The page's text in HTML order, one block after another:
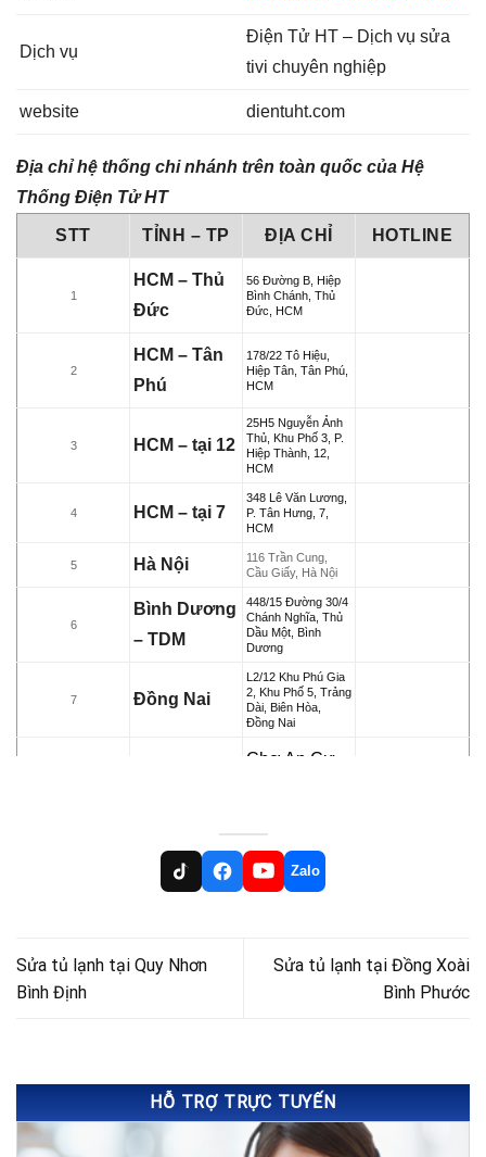
Dịch vụ
Điện Tử HT – Dịch vụ sửa
tivi chuyên nghiệp
website dientuht.com
Địa chỉ hệ thống chi nhánh trên toàn quốc của Hệ
Thống Điện Tử HT
STT TỈNH – TP ĐỊA CHỈ HOTLINE
1
HCM – Thủ
Đức
56 Đường B, Hiệp
Bình Chánh, Thủ
Đức, HCM
2
HCM – Tân
Phú
178/22 Tô Hiệu,
Hiệp Tân, Tân Phú,
HCM
3 HCM – tại 12
25H5 Nguyễn Ảnh
Thủ, Khu Phố 3, P.
Hiệp Thành, 12,
HCM
4 HCM – tại 7
348 Lê Văn Lương,
P. Tân Hưng, 7,
HCM
5 Hà Nội
116 Trần Cung,
Cầu Giấy, Hà Nội
6
Bình Dương
– TDM
448/15 Đường 30/4
Chánh Nghĩa, Thủ
Dầu Một, Bình
Dương
7 Đồng Nai
L2/12 Khu Phú Gia
2, Khu Phố 5, Trảng
Dài, Biên Hòa,
Đồng Nai
Chợ An Cư,
Kiều, TP.
Cần Thơ
TP. Vũng Tàu, Bà
Rịa Vũng Tàu
51 Chu Văn An,
P.Mỹ Long, TP.
Zalo
Sửa tủ lạnh tại Quy Nhơn
Bình Định
Sửa tủ lạnh tại Đồng Xoài
Bình Phước
HỖ TRỢ TRỰC TUYẾN